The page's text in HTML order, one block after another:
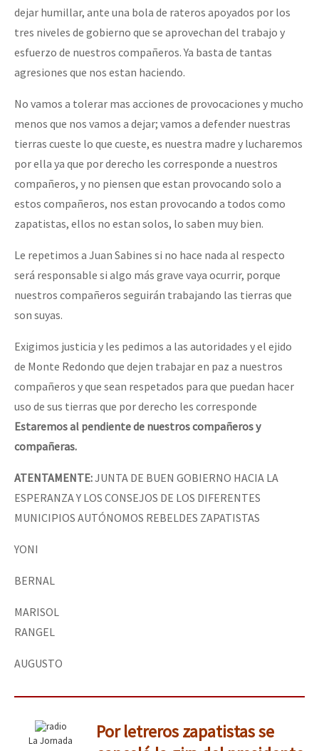
dejar humillar, ante una bola de rateros apoyados por los
tres niveles de gobierno que se aprovechan del trabajo y
esfuerzo de nuestros compañeros. Ya basta de tantas
agresiones que nos estan haciendo.
No vamos a tolerar mas acciones de provocaciones y mucho
menos que nos vamos a dejar; vamos a defender nuestras
tierras cueste lo que cueste, es nuestra madre y lucharemos
por ella ya que por derecho les corresponde a nuestros
compañeros, y no piensen que estan provocando solo a
estos compañeros, nos estan provocando a todos como
zapatistas, ellos no estan solos, lo saben muy bien.
Le repetimos a Juan Sabines si no hace nada al respecto
será responsable si algo más grave vaya ocurrir, porque
nuestros compañeros seguirán trabajando las tierras que
son suyas.
Exigimos justicia y les pedimos a las autoridades y el ejido
de Monte Redondo que dejen trabajar en paz a nuestros
compañeros y que sean respetados para que puedan hacer
uso de sus tierras que por derecho les corresponde
Estaremos al pendiente de nuestros compañeros y
compañeras.
ATENTAMENTE:JUNTA DE BUEN GOBIERNO HACIA LA
ESPERANZA Y LOS CONSEJOS DE LOS DIFERENTES
MUNICIPIOS AUTÓNOMOS REBELDES ZAPATISTAS
YONI
BERNAL
MARISOL
RANGEL
AUGUSTO
La Jornada
Por letreros zapatistas se